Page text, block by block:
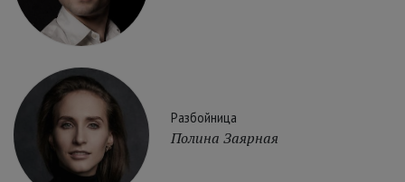
Разбойница
Полина Заярная